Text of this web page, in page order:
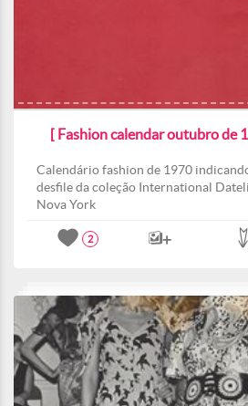
[ Fashion calendar outubro de
Calendário fashion de 1970
desfile da coleção International
Nova York
2